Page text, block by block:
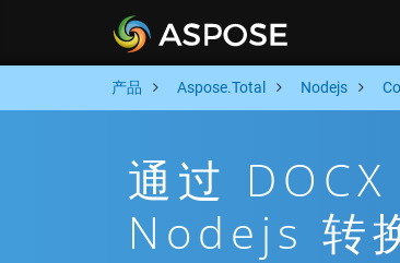
产品 Aspose.Total Nodejs
通过
Nodejs 转